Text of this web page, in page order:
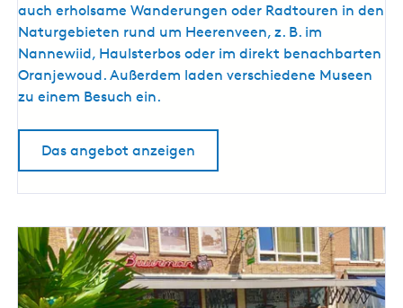
i
p
p
s
f
r
e
n
v
auch erholsame Wanderungen oder Radtouren in den
Naturgebieten rund um Heerenveen, z. B. im
Nannewiid, Haulsterbos oder im direkt benachbarten
Oranjewoud. Außerdem laden verschiedene Museen
zu einem Besuch ein.
Das angebot anzeigen